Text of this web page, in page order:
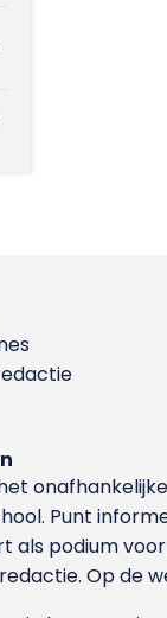
Punt
als podium
Op de